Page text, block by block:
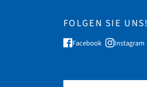
FOLGEN SIE UNS!
Facebook Instagram